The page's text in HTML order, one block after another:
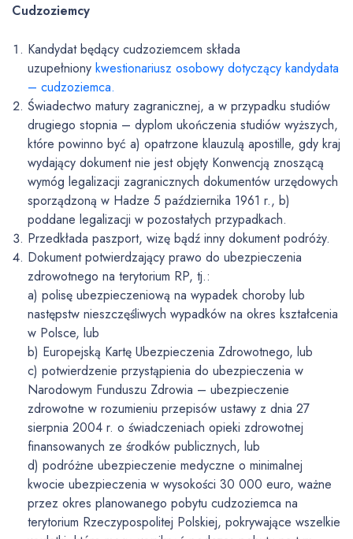
Cudzoziemcy
Kandydat będący cudzoziemcem składa
uzupełniony kwestionariusz osobowy dotyczący kandydata
– cudzoziemca.
Świadectwo matury zagranicznej, a w przypadku studiów
drugiego stopnia – dyplom ukończenia studiów wyższych,
które powinno być a) opatrzone klauzulą apostille, gdy kraj
wydający dokument nie jest objęty Konwencją znoszącą
wymóg legalizacji zagranicznych dokumentów urzędowych
sporządzoną w Hadze 5 października 1961 r., b)
poddane legalizacji w pozostałych przypadkach.
Przedkłada paszport, wizę bądź inny dokument podróży.
Dokument potwierdzający prawo do ubezpieczenia
zdrowotnego na terytorium RP, tj.:
a) polisę ubezpieczeniową na wypadek choroby lub
następstw nieszczęśliwych wypadków na okres kształcenia
w Polsce, lub
b) Europejską Kartę Ubezpieczenia Zdrowotnego, lub
c) potwierdzenie przystąpienia do ubezpieczenia w
Narodowym Funduszu Zdrowia – ubezpieczenie
zdrowotne w rozumieniu przepisów ustawy z dnia 27
sierpnia 2004 r. o świadczeniach opieki zdrowotnej
finansowanych ze środków publicznych, lub
d) podróżne ubezpieczenie medyczne o minimalnej
kwocie ubezpieczenia w wysokości 30 000 euro, ważne
przez okres planowanego pobytu cudzoziemca na
terytorium Rzeczypospolitej Polskiej, pokrywające wszelkie